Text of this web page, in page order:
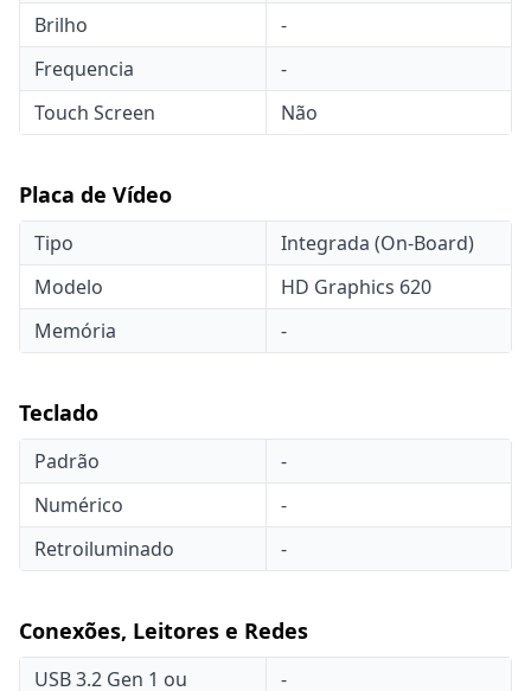
Brilho
-
Frequencia
-
Touch Screen
Não
Placa de Vídeo
Tipo
Integrada (On-Board)
Modelo
HD Graphics 620
Memória
-
Teclado
Padrão
-
Numérico
-
Retroiluminado
-
Conexões, Leitores e Redes
USB 3.2 Gen 1 ou -